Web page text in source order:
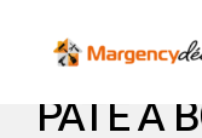
PATE A